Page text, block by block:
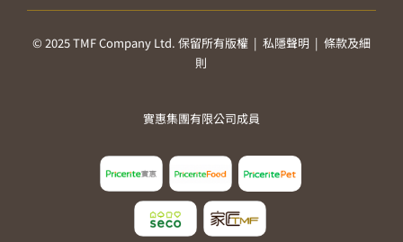
© 2025 TMF Company Ltd. 保留所有版權 |私隱聲明 |條款及細
則
實惠集團有限公司成員